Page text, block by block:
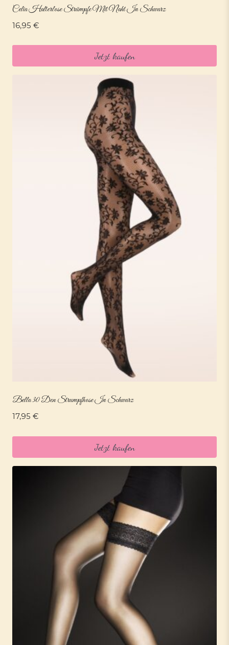
Celia Halterlose Strümpfe Mit Naht In Schwarz
16,95 €
Jetzt kaufen
Bella 30 Den Strumpfhose In Schwarz
17,95 €
Jetzt kaufen